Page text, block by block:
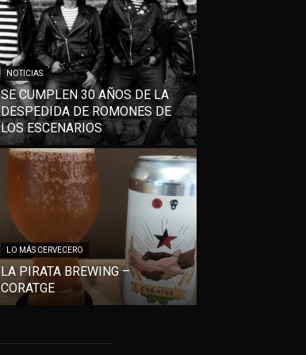
NOTICIAS
SE CUMPLEN 30 AÑOS DE LA
DESPEDIDA DE ROMONES DE
LOS ESCENARIOS
LO MÁS CERVECERO
LA PIRATA BREWING –
CORATGE